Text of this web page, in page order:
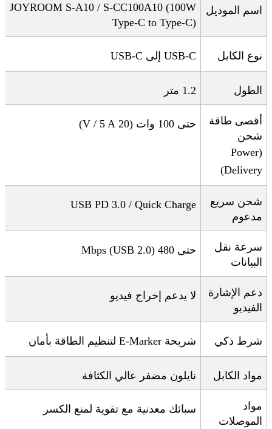
اسم الموديل
JOYROOM S-A10 / S-CC100A10 (100W
Type-C to Type-C)
نوع الكابل USB-C إلى USB-C
الطول 1.2 متر
أقصى طاقة
شحن
(Power
Delivery)
حتى 100 وات (20 V / 5 A)
شحن سريع
مدعوم
USB PD 3.0 / Quick Charge
سرعة نقل
البيانات
حتى 480 Mbps (USB 2.0)
دعم الإشارة
الفيديو
لا يدعم إخراج فيديو
شرط ذكي شريحة E-Marker لتنظيم الطاقة بأمان
مواد الكابل نايلون مضفر عالي الكثافة
مواد
الموصلات
سبائك معدنية مع تقوية لمنع الكسر